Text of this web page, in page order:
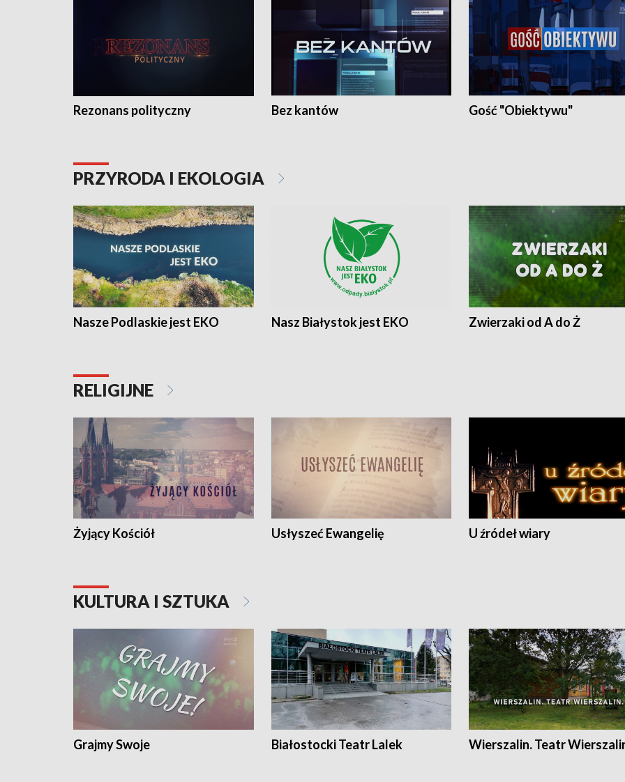
Rezonans polityczny Bez kantów Gość "Obiektywu"
PRZYRODA I EKOLOGIA
Nasze Podlaskie jest EKO Nasz Białystok jest EKO Zwierzaki od A do Ż
RELIGIJNE
Żyjący Kościół Usłyszeć Ewangelię U źródeł wiary
KULTURA I SZTUKA
Grajmy Swoje Białostocki Teatr Lalek Wierszalin. Teatr